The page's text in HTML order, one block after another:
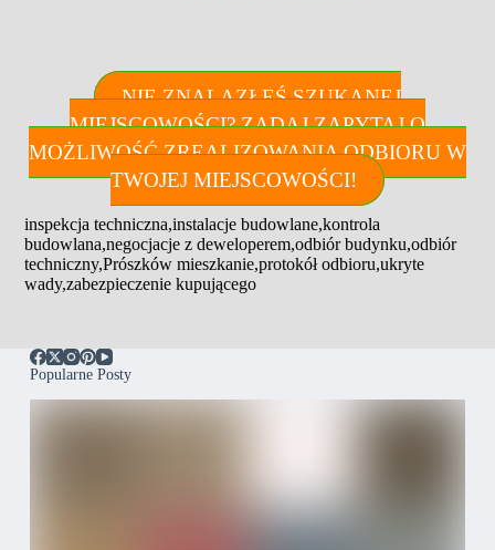
NIE ZNALAZŁEŚ SZUKANEJ
MIEJSCOWOŚCI? ZADAJ ZAPYTAJ O
MOŻLIWOŚĆ ZREALIZOWANIA ODBIORU W
TWOJEJ MIEJSCOWOŚCI!
inspekcja techniczna,instalacje budowlane,kontrola
budowlana,negocjacje z deweloperem,odbiór budynku,odbiór
techniczny,Prószków mieszkanie,protokół odbioru,ukryte
wady,zabezpieczenie kupującego
Popularne Posty